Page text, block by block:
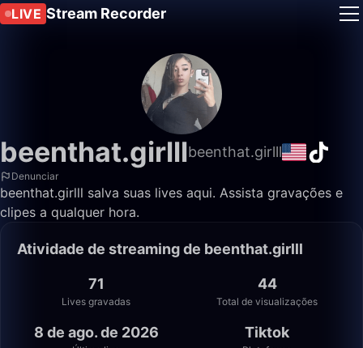
LIVE Stream Recorder
beenthat.girlllbeenthat.girlll
Denunciar
beenthat.girlll salva suas lives aqui. Assista gravações e
clipes a qualquer hora.
Atividade de streaming de beenthat.girlll
71
Lives gravadas
44
Total de visualizações
8 de ago. de 2026 Tiktok